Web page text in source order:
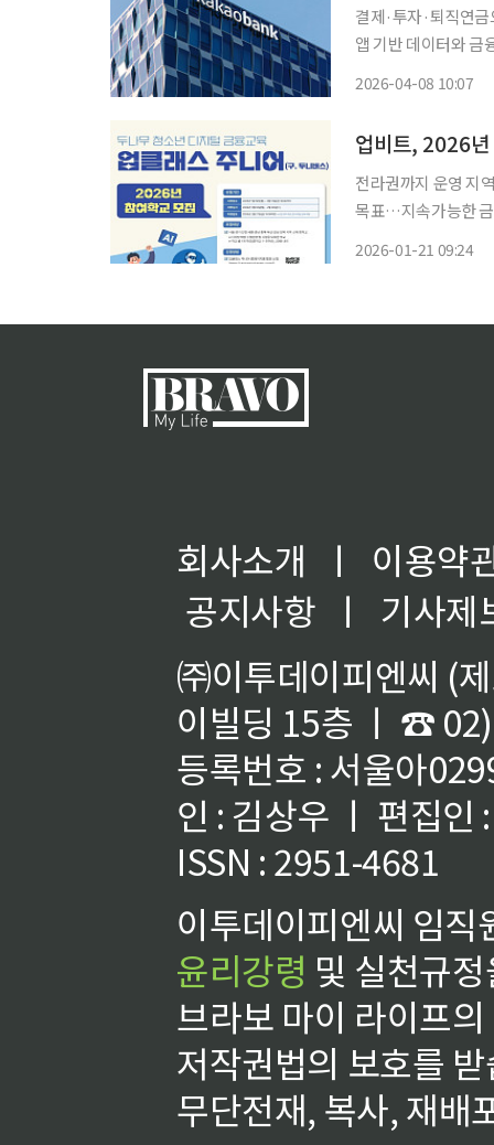
결제·투자·퇴직연
앱 기반 데이터와 금
2026-04-08 10:07
업비트, 2026년
전라권까지 운영 지
목표…지속가능한
2026-01-21 09:24
회사소개 ㅣ
이용약
공지사항
ㅣ
기사제
㈜이투데이피엔씨 (
이빌딩 15층 ㅣ ☎
등록번호 : 서울아
인 : 김상우 ㅣ 편집인
ISSN : 2951-4681
이투데이피엔씨 임
윤리강령 및 실천규
브라보 마이 라이프
저작권법의 보호를
무단전재, 복사, 재배